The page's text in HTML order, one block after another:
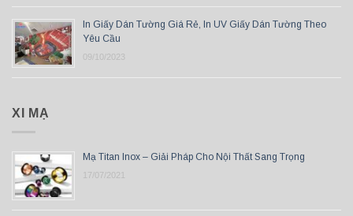
In Giấy Dán Tường Giá Rẻ, In UV Giấy Dán Tường Theo
Yêu Cầu
09/10/2023
XI MẠ
Mạ Titan Inox – Giải Pháp Cho Nội Thất Sang Trọng
17/07/2021